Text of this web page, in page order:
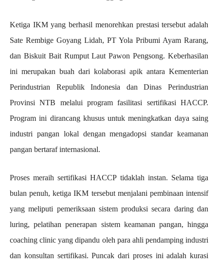
Ketiga IKM yang berhasil menorehkan prestasi tersebut adalah
Sate Rembige Goyang Lidah, PT Yola Pribumi Ayam Rarang,
dan Biskuit Bait Rumput Laut Pawon Pengsong. Keberhasilan
ini merupakan buah dari kolaborasi apik antara Kementerian
Perindustrian Republik Indonesia dan Dinas Perindustrian
Provinsi NTB melalui program fasilitasi sertifikasi HACCP.
Program ini dirancang khusus untuk meningkatkan daya saing
industri pangan lokal dengan mengadopsi standar keamanan
pangan bertaraf internasional.
Proses meraih sertifikasi HACCP tidaklah instan. Selama tiga
bulan penuh, ketiga IKM tersebut menjalani pembinaan intensif
yang meliputi pemeriksaan sistem produksi secara daring dan
luring, pelatihan penerapan sistem keamanan pangan, hingga
coaching clinic yang dipandu oleh para ahli pendamping industri
dan konsultan sertifikasi. Puncak dari proses ini adalah kurasi